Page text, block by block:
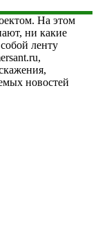
На этом
ни какие
ленту
новостей